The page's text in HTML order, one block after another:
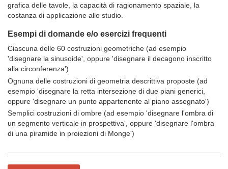
grafica delle tavole, la capacità di ragionamento spaziale, la
costanza di applicazione allo studio.
Esempi di domande e/o esercizi frequenti
Ciascuna delle 60 costruzioni geometriche (ad esempio
'disegnare la sinusoide', oppure 'disegnare il decagono inscritto
alla circonferenza')
Ognuna delle costruzioni di geometria descrittiva proposte (ad
esempio 'disegnare la retta intersezione di due piani generici,
oppure 'disegnare un punto appartenente al piano assegnato')
Semplici costruzioni di ombre (ad esempio 'disegnare l'ombra di
un segmento verticale in prospettiva', oppure 'disegnare l'ombra
di una piramide in proiezioni di Monge')